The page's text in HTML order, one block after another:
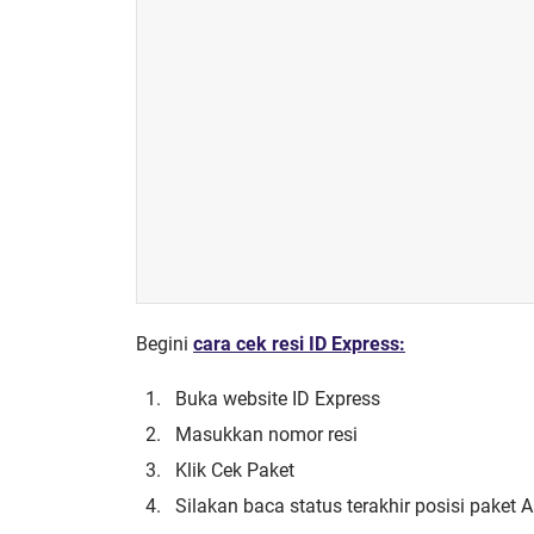
Begini cara cek resi ID Express:
Buka website ID Express
Masukkan nomor resi
Klik Cek Paket
Silakan baca status terakhir posisi paket